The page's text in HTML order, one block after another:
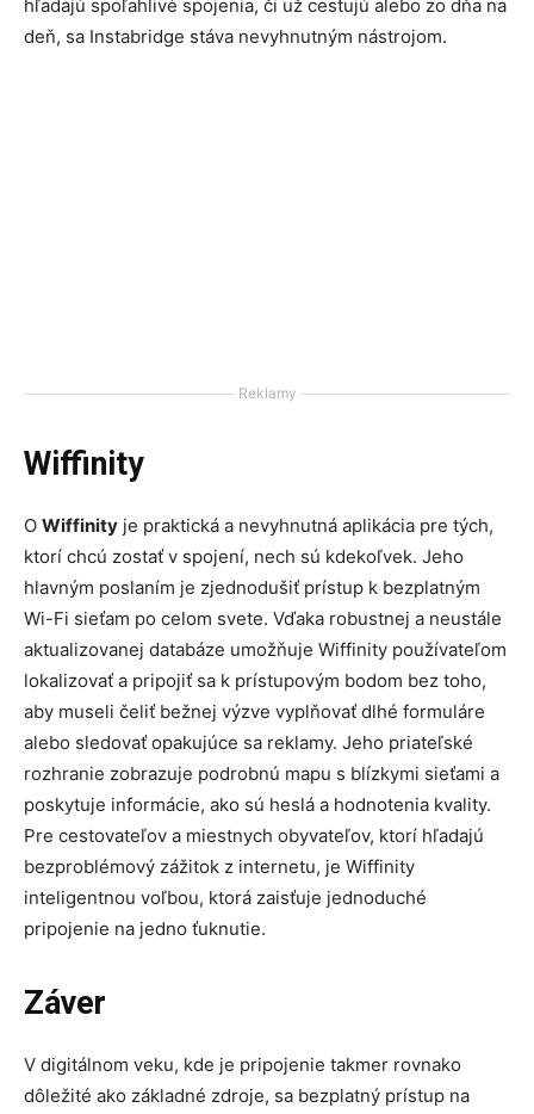
hľadajú spoľahlivé spojenia, či už cestujú alebo zo dňa na
deň, sa Instabridge stáva nevyhnutným nástrojom.
Reklamy
Wiffinity
O Wiffinity je praktická a nevyhnutná aplikácia pre tých,
ktorí chcú zostať v spojení, nech sú kdekoľvek. Jeho
hlavným poslaním je zjednodušiť prístup k bezplatným
Wi-Fi sieťam po celom svete. Vďaka robustnej a neustále
aktualizovanej databáze umožňuje Wiffinity používateľom
lokalizovať a pripojiť sa k prístupovým bodom bez toho,
aby museli čeliť bežnej výzve vyplňovať dlhé formuláre
alebo sledovať opakujúce sa reklamy. Jeho priateľské
rozhranie zobrazuje podrobnú mapu s blízkymi sieťami a
poskytuje informácie, ako sú heslá a hodnotenia kvality.
Pre cestovateľov a miestnych obyvateľov, ktorí hľadajú
bezproblémový zážitok z internetu, je Wiffinity
inteligentnou voľbou, ktorá zaisťuje jednoduché
pripojenie na jedno ťuknutie.
Záver
V digitálnom veku, kde je pripojenie takmer rovnako
dôležité ako základné zdroje, sa bezplatný prístup na